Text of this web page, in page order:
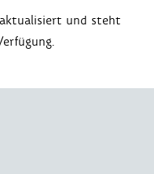
und steht